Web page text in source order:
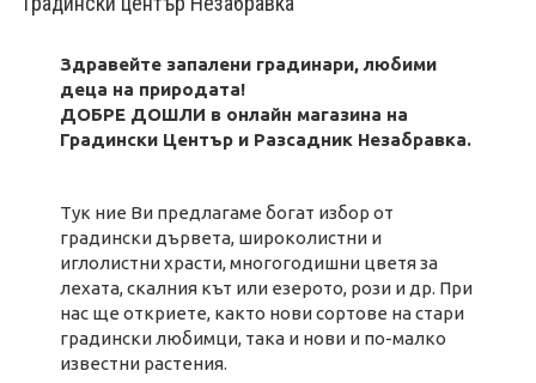
Здравейте запалени градинари, любими
деца на природата!
ДОБРЕ ДОШЛИ в онлайн магазина на
Градински Център и Разсадник Незабравка.
Тук ние Ви предлагаме богат избор от
градински дървета, широколистни и
иглолистни храсти, многогодишни цветя за
лехата, скалния кът или езерото, рози и др. При
нас ще откриете, както нови сортове на стари
градински любимци, така и нови и по-малко
известни растения.